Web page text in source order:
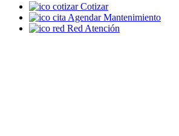
Cotizar
Agendar Mantenimiento
Red Atención